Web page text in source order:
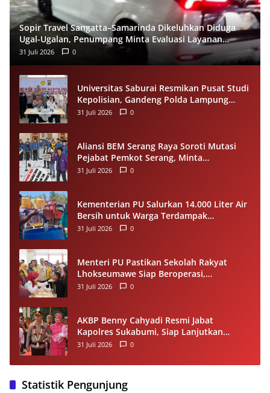
Sopir Travel Sangatta–Samarinda Dikeluhkan Diduga
Ugal-Ugalan, Penumpang Minta Evaluasi Layanan
Almeera
31 Juli 2026 0
Universitas Saburai Resmikan Pusat Studi
Kepolisian, Gandeng Polda Lampung
Perkuat Riset dan Pelayanan Publik
31 Juli 2026 0
Aliansi BEM Serang Raya Soroti Mutasi
Pejabat Pemkot Serang, Minta
Penempatan Jabatan Berbasis
31 Juli 2026 0
Kementerian PU Salurkan 14.000 Liter Air
Bersih untuk Warga Terdampak
Kekeringan di Seram Bagian Timur
31 Juli 2026 0
Menteri PU Pastikan Sekolah Rakyat
Lhokseumawe Siap Beroperasi,
Dilengkapi Asrama hingga Laptop Gratis
31 Juli 2026 0
AKBP Benny Cahyadi Resmi Jabat
Kapolres Sukabumi, Siap Lanjutkan
Program dan Perkuat Pelayanan
31 Juli 2026 0
Statistik Pengunjung